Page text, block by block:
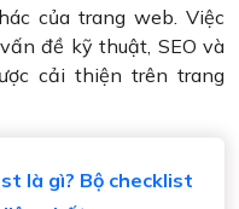
của trang web. Việc
đề kỹ thuật, SEO và
cải thiện trên trang
là gì? Bộ checklist